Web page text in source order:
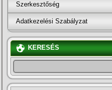
Szerkesztőség
Adatkezelési Szabályzat
KERESÉS